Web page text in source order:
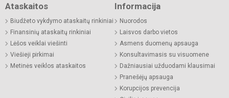
Ataskaitos
Biudžeto vykdymo ataskaitų rinkiniai
Finansinių ataskaitų rinkiniai
Lėšos veiklai viešinti
Viešieji pirkimai
Metinės veiklos ataskaitos
Informacija
Nuorodos
Laisvos darbo vietos
Asmens duomenų apsauga
Konsultavimasis su visuomene
Dažniausiai užduodami klausimai
Pranešėjų apsauga
Korupcijos prevencija